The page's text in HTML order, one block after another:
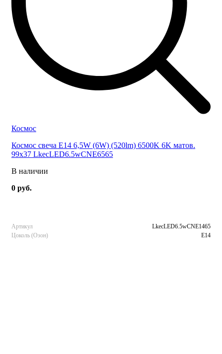
Космос
Космос свеча E14 6,5W (6W) (520lm) 6500K 6K матов.
99x37 LkecLED6.5wCNE6565
В наличии
0 руб.
Артикул
LkecLED6.5wCNE1465
Цоколь (Озон)
E14